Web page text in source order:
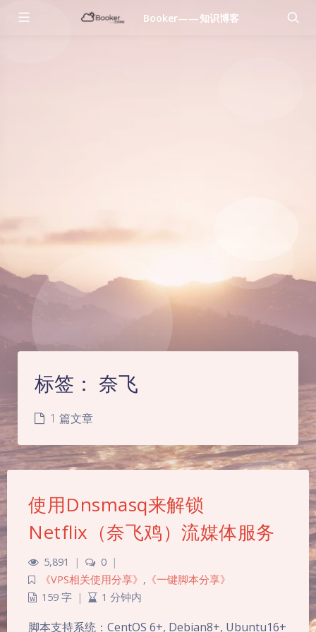
Booker——知识博客
夜间模式
标签： 奈飞
1 篇文章
使用Dnsmasq来解锁
Netflix（奈飞鸡）流媒体服务
5,891 | 0 |
《VPS相关使用分享》 , 《一键脚本分享》
159 字 | 1 分钟内
脚本支持系统：CentOS 6+, Debian8+, Ubuntu16+